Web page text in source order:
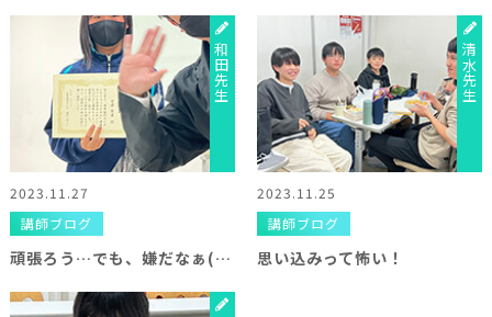
和田先生
2023.11.27
講師ブログ
頑張ろう…でも、嫌だなぁ(￣▽￣)
清水先生
2023.11.25
講師ブログ
思い込みって怖い！